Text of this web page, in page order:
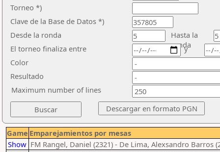
Torneo *)
Clave de la Base de Datos *)
Desde la ronda
Hasta la
ronda
El torneo finaliza entre
Color
Resultado
y
Maximum number of lines
Game Emparejamientos por mesas
Show FM Rangel, Daniel (2321) - De Lima, Alexsandro Barros